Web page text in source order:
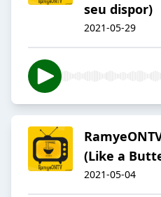
seu dispor)
2021-05-29
(Like a
2021-05-04